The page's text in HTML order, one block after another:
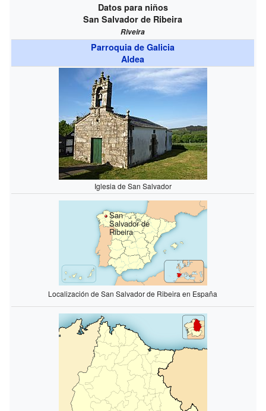
Datos para niños
San Salvador de Ribeira
Riveira
Parroquia de Galicia
Aldea
Iglesia de San Salvador
San
Salvador de
Ribeira
Localización de San Salvador de Ribeira en España